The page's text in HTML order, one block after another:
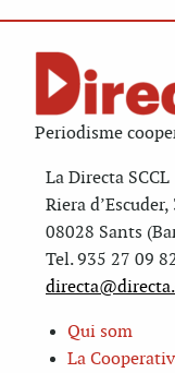
Periodisme
La Directa SCCL
Riera
08028 Sants
Tel. 935 27 09
Qui som
La